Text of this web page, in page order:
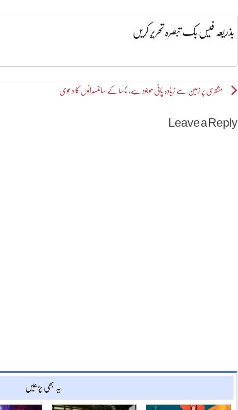
بذریعہ فیس بک تبصرہ تحریر کریں
Postمشتری پر زمین سے زیادہ پانی موجود ہے، ناسا کے سائنسدانوں کا دعویٰ
Leave a Reply
یہ بھی پڑھیں